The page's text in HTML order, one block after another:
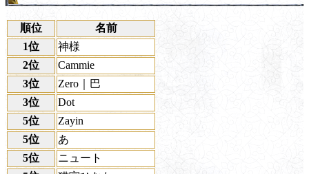
順位
名前
1位
神様
2位
Cammie
3位
Zero｜巴
3位
Dot
5位
Zayin
5位
あ
5位
ニュート